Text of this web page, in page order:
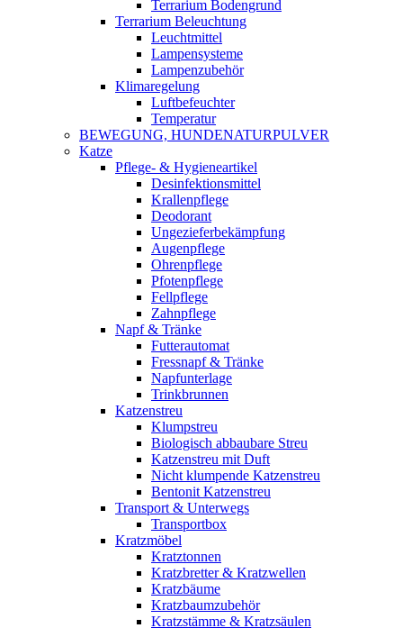
Terrarium Bodengrund
Terrarium Beleuchtung
Leuchtmittel
Lampensysteme
Lampenzubehör
Klimaregelung
Luftbefeuchter
Temperatur
BEWEGUNG, HUNDENATURPULVER
Katze
Pflege- & Hygieneartikel
Desinfektionsmittel
Krallenpflege
Deodorant
Ungezieferbekämpfung
Augenpflege
Ohrenpflege
Pfotenpflege
Fellpflege
Zahnpflege
Napf & Tränke
Futterautomat
Fressnapf & Tränke
Napfunterlage
Trinkbrunnen
Katzenstreu
Klumpstreu
Biologisch abbaubare Streu
Katzenstreu mit Duft
Nicht klumpende Katzenstreu
Bentonit Katzenstreu
Transport & Unterwegs
Transportbox
Kratzmöbel
Kratztonnen
Kratzbretter & Kratzwellen
Kratzbäume
Kratzbaumzubehör
Kratzstämme & Kratzsäulen